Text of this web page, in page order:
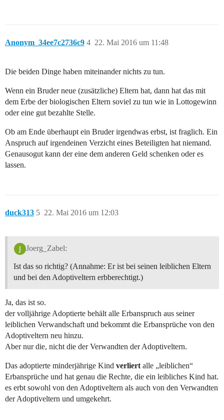
Anonym_34ee7c2736c9 22. Mai 2016 um 11:48
4
Die beiden Dinge haben miteinander nichts zu tun.
Wenn ein Bruder neue (zusätzliche) Eltern hat, dann hat das mit
dem Erbe der biologischen Eltern soviel zu tun wie in Lottogewinn
oder eine gut bezahlte Stelle.
Ob am Ende überhaupt ein Bruder irgendwas erbst, ist fraglich. Ein
Anspruch auf irgendeinen Verzicht eines Beteiligten hat niemand.
Genausogut kann der eine dem anderen Geld schenken oder es
lassen.
duck313 22. Mai 2016 um 12:03
5
Joerg_Zabel:
Ist das so richtig? (Annahme: Er ist bei seinen leiblichen Eltern
und bei den Adoptiveltern erbberechtigt.)
Ja, das ist so.
der volljährige Adoptierte behält alle Erbanspruch aus seiner
leiblichen Verwandschaft und bekommt die Erbansprüche von den
Adoptiveltern neu hinzu.
Aber nur die, nicht die der Verwandten der Adoptiveltern.
Das adoptierte minderjährige Kind verliert alle „leiblichen“
Erbansprüche und hat genau die Rechte, die ein leibliches Kind hat.
es erbt sowohl von den Adoptiveltern als auch von den Verwandten
der Adoptiveltern und umgekehrt.